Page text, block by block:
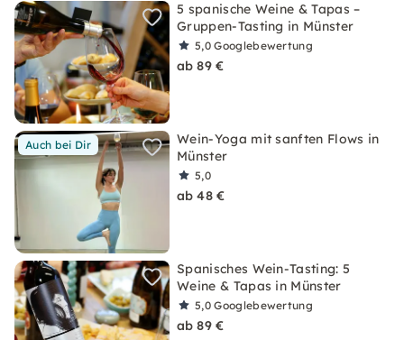
5 spanische Weine & Tapas –
Gruppen-Tasting in Münster
5,0Googlebewertung
ab 89 €
Auch bei Dir
Wein-Yoga mit sanften Flows in
Münster
5,0
ab 48 €
Spanisches Wein-Tasting: 5
Weine & Tapas in Münster
5,0Googlebewertung
ab 89 €